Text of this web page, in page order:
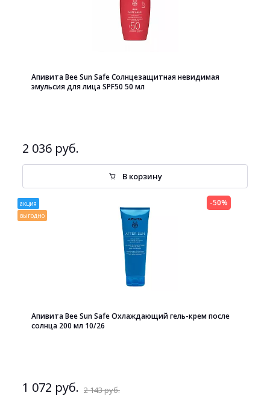
Апивита Bee Sun Safe Солнцезащитная невидимая
эмульсия для лица SPF50 50 мл
2 036 руб.
В корзину
акция
выгодно
Апивита Bee Sun Safe Охлаждающий гель-крем после
солнца 200 мл 10/26
1 072 руб. 2 143 руб.
-50%